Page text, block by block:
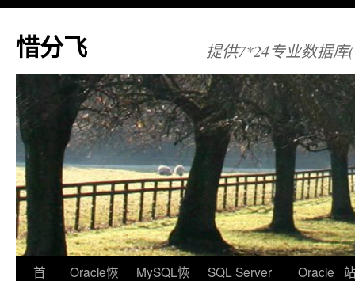
惜分飞 提供7*24专业数据库
首
Oracle恢
MySQL恢
SQL Server
Oracle